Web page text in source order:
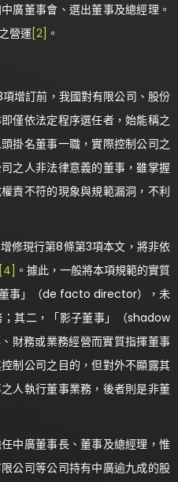
廣董事會、選出董事及總經理。
營運 [2] 。
增訂前，我國對有限公司、股份
僅依法定程序選任者，始能稱之
掛名董事一職，實際控制公司之
之人非法律意義的董事，雖掌握
責不符的現象與規範漏洞，不利
修現行第8條第3項本文，將非依
[4] 。據此，一般將本項規範的實質
事」（de facto director），未
其二，「影子董事」（shadow
財務或業務經營而實質指揮董事
制公司之目的，但對外不顯露其
人執行董事業務，後者則是非董
中廣董事長、董事及總經理，惟
公司等公司持有中廣逾九成的股